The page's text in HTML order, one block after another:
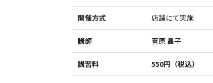
開催方式 店舗にて実施
講師 菅原 昌子
講習料 550円（税込）